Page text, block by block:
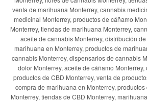
venta de marihuana Monterrey, cannabis
medicinal Monterrey, productos de cáñamo
Monterrey, tiendas de marihuana Monterrey,
aceite de cannabis Monterrey, distribución
marihuana en Monterrey, productos de
cannabis Monterrey, dispensarios de cannabis
dolor Monterrey, aceite de cáñamo
productos de CBD Monterrey, venta de
compra de marihuana en Monterrey,
Monterrey, tiendas de CBD Monterrey,